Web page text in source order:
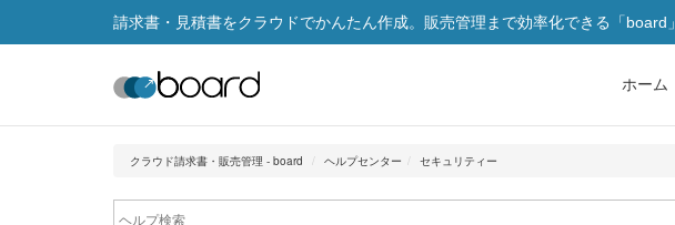
請求書・見積書をクラウドでかんたん作成。販売管理まで効率化できる「board」
ホーム
クラウド請求書・販売管理 - board ヘルプセンター セキュリティー